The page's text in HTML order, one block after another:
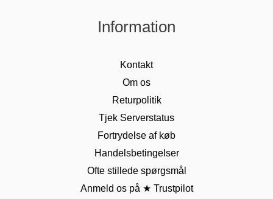
Information
Kontakt
Om os
Returpolitik
Tjek Serverstatus
Fortrydelse af køb
Handelsbetingelser
Ofte stillede spørgsmål
Anmeld os på ★ Trustpilot